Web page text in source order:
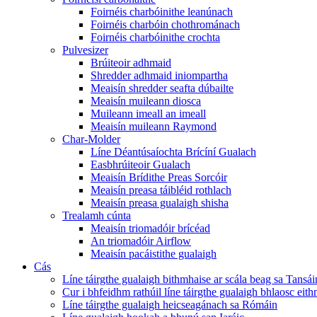
Foirnéis charbóinithe leanúnach
Foirnéis charbóin chothrománach
Foirnéis charbóinithe crochta
Pulvesizer
Brúiteoir adhmaid
Shredder adhmaid iniompartha
Meaisín shredder seafta dúbailte
Meaisín muileann diosca
Muileann imeall an imeall
Meaisín muileann Raymond
Char-Molder
Líne Déantúsaíochta Brícíní Gualach
Easbhrúiteoir Gualach
Meaisín Brídithe Preas Sorcóir
Meaisín preasa táibléid rothlach
Meaisín preasa gualaigh shisha
Trealamh cúnta
Meaisín triomadóir brícéad
An triomadóir Airflow
Meaisín pacáistithe gualaigh
Cás
Líne táirgthe gualaigh bithmhaise ar scála beag sa
Cur i bhfeidhm rathúil líne táirgthe gualaigh bhlaosc
Líne táirgthe gualaigh heicseagánach sa Rómáin